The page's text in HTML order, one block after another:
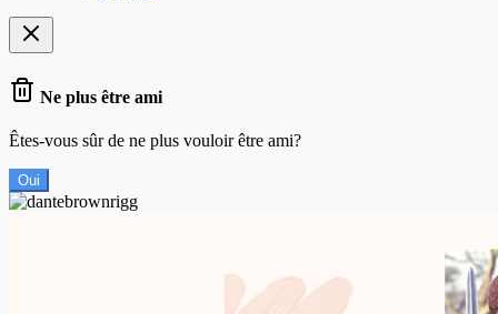
Ne plus être ami
Êtes-vous sûr de ne plus vouloir être ami?
Oui